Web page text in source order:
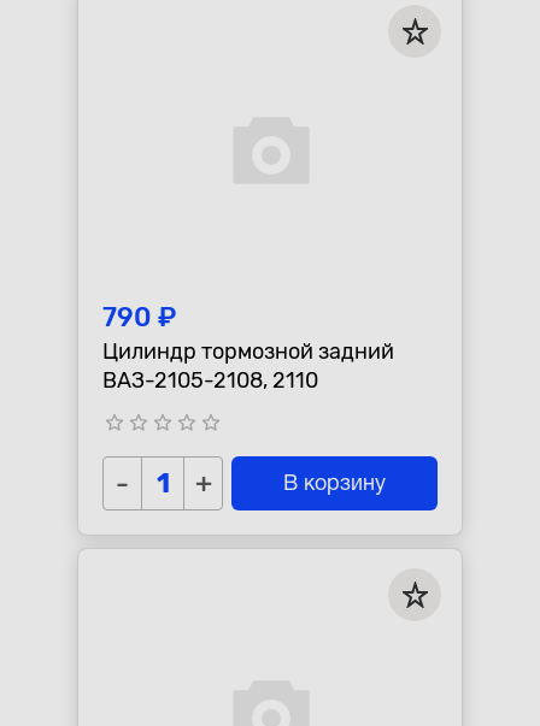
790 ₽
Цилиндр тормозной задний
ВАЗ-2105-2108, 2110
star_border star_border star_border star_border star_border
- + В корзину